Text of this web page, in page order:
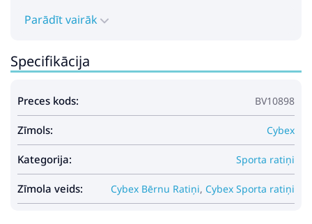
Parādīt vairāk
Specifikācija
Preces kods: BV10898
Zīmols: Cybex
Kategorija: Sporta ratiņi
Zīmola veids: Cybex Bērnu Ratiņi, Cybex Sporta ratiņi